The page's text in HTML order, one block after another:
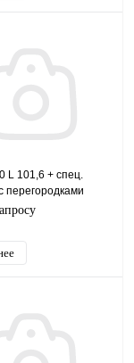
L 101,6 + спец.
перегородками